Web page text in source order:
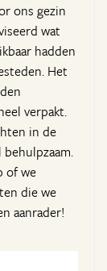
ons gezin
wat
hadden
Het
verpakt.
in de
of we
die we
aanrader!